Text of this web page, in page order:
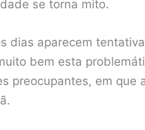
se torna mito.
dias aparecem
bem esta
preocupantes, em que